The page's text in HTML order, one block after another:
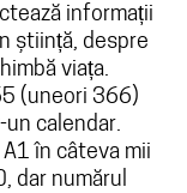
informații
știință, despre
viața.
(uneori 366)
calendar.
în câteva mii
dar numărul